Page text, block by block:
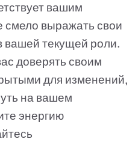
вашим
смело выражать свои
вашей текущей роли.
доверять своим
для изменений,
на вашем
энергию